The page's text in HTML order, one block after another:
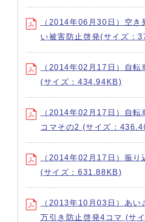
（2014年06月30日）空き
い被害防止啓発(サイズ：
（2014年02月17日）自転
(サイズ：434.94KB)
（2014年02月17日）自転
コマその2 (サイズ：
（2014年02月17日）振り
(サイズ：631.88KB)
（2013年10月03日）あい
万引き防止啓発4コマ (サイ